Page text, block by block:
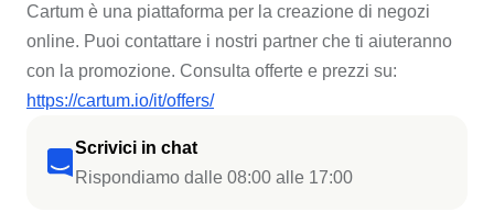
Scrivici in chat
Rispondiamo dalle 08:00 alle 17:00
Cartum è una piattaforma per la creazione di negozi
online. Puoi contattare i nostri partner che ti aiuteranno
con la promozione. Consulta offerte e prezzi su:
https://cartum.io/it/offers/